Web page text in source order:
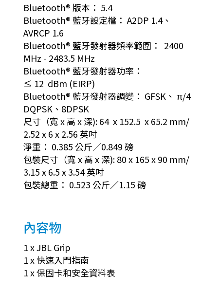
Bluetooth® 版本： 5.4
Bluetooth® 藍牙設定檔： A2DP 1.4、
AVRCP 1.6
Bluetooth® 藍牙發射器頻率範圍： 2400
MHz - 2483.5 MHz
Bluetooth® 藍牙發射器功率：
≤ 12 dBm (EIRP)
Bluetooth® 藍牙發射器調變： GFSK、 π/4
DQPSK、8DPSK
尺寸（寬 x 高 x 深): 64 x 152.5 x 65.2 mm/
2.52 x 6 x 2.56 英吋
淨重： 0.385 公斤／0.849 磅
包裝尺寸（寬 x 高 x 深): 80 x 165 x 90 mm/
3.15 x 6.5 x 3.54 英吋
包裝總重： 0.523 公斤／1.15 磅
內容物
1 x JBL Grip
1 x 快速入門指南
1 x 保固卡和安全資料表